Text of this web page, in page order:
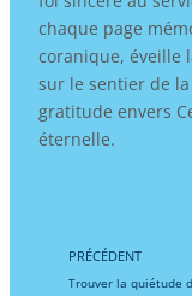
chaque page
coranique, éveille
sur le sentier de
gratitude envers
éternelle.
PRÉCÉDENT